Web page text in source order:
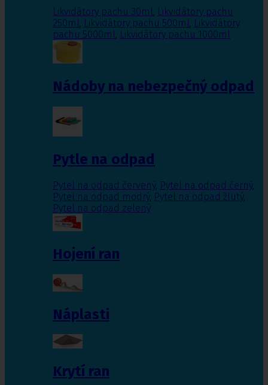
Likvidátory pachu 30ml, Likvidátory pachu
250ml, Likvidátory pachu 500ml, Likvidátory
pachu 5000ml, Likvidátory pachu 1000ml
Nádoby na nebezpečný odpad
Pytle na odpad
Pytel na odpad červený, Pytel na odpad černý,
Pytel na odpad modrý, Pytel na odpad žlutý,
Pytel na odpad zelený
Hojení ran
Náplasti
Krytí ran